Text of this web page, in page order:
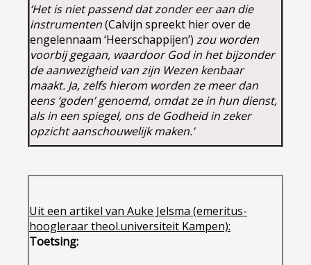
‘Het is niet passend dat zonder eer aan die
instrumenten(Calvijn spreekt hier over de
engelennaam ‘Heerschappijen’) zou worden
voorbij gegaan, waardoor God in het bijzonder
de aanwezigheid van zijn Wezen kenbaar
maakt. Ja, zelfs hierom worden ze meer dan
eens ‘goden’ genoemd, omdat ze in hun dienst,
als in een spiegel, ons de Godheid in zeker
opzicht aanschouwelijk maken.’
Uit een artikel van Auke Jelsma (emeritus-
hoogleraar theol.universiteit Kampen):
Toetsing: